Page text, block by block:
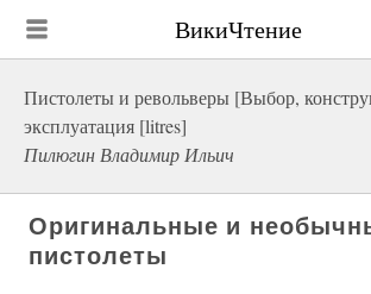
ВикиЧтение
Пистолеты и револьверы [Выбор,
эксплуатация [litres]
Пилюгин Владимир Ильич
Оригинальные и
пистолеты